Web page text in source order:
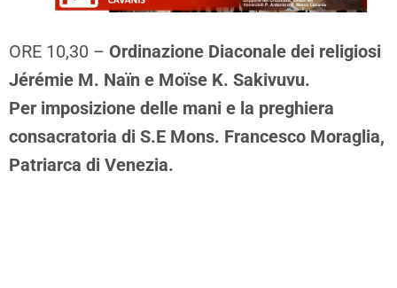
ORE 10,30 – Ordinazione Diaconale dei religiosi
Jérémie M. Naïn e Moïse K. Sakivuvu.
Per imposizione delle mani e la preghiera
consacratoria di S.E Mons. Francesco Moraglia,
Patriarca di Venezia.